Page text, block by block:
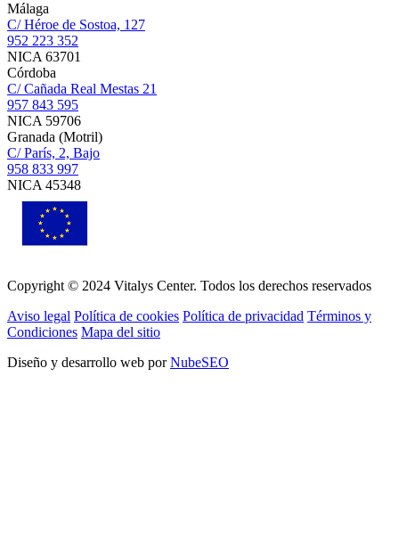
Málaga
C/ Héroe de Sostoa, 127
952 223 352
NICA 63701
Córdoba
C/ Cañada Real Mestas 21
957 843 595
NICA 59706
Granada (Motril)
C/ París, 2, Bajo
958 833 997
NICA 45348
Copyright © 2024 Vitalys Center. Todos los derechos reservados
Aviso legal Política de cookies Política de privacidad Términos y
Condiciones Mapa del sitio
Diseño y desarrollo web porNubeSEO